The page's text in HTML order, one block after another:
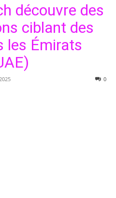
découvre des
ciblant des
les Émirats
0